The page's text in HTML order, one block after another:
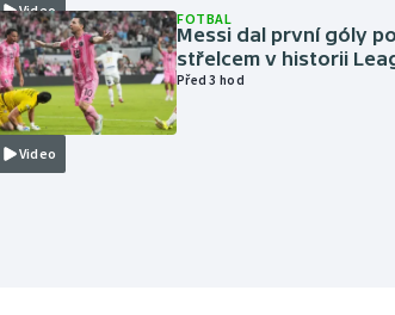
Video
Video
FOTBAL
Messi dal první góly
střelcem v historii
Před 3 hod